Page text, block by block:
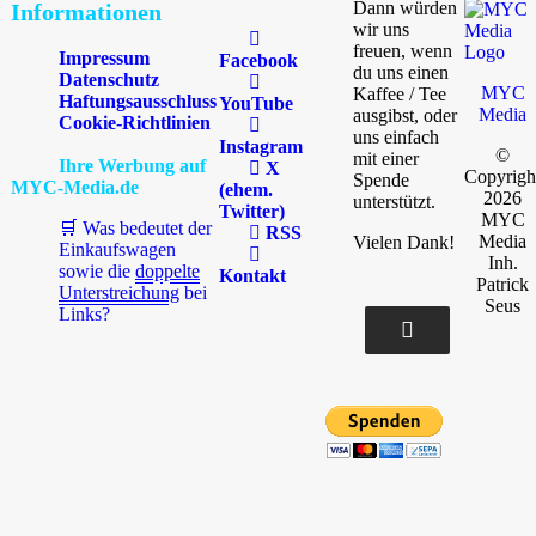
Informationen
Impressum
Datenschutz
Haftungsausschluss
Cookie-Richtlinien
Ihre Werbung auf
MYC-Media.de
🛒 Was bedeutet der
Einkaufswagen
sowie die doppelte
Unterstreichung bei
Links?
Facebook
YouTube
Instagram
X
(ehem.
Twitter)
RSS
Kontakt
Dann würden
wir uns
freuen, wenn
du uns einen
Kaffee / Tee
ausgibst, oder
uns einfach
mit einer
Spende
unterstützt.
Vielen Dank!
MYC
Media
©
2026
MYC
Media
Inh.
Patrick
Seus